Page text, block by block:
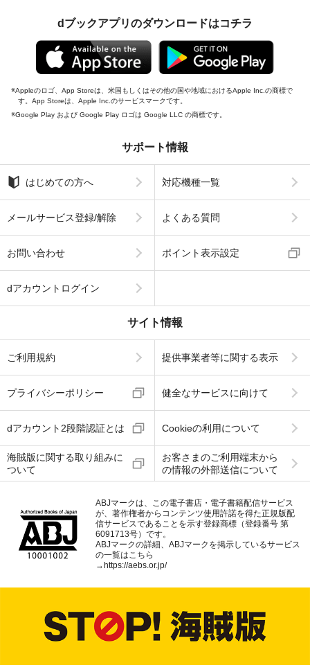
dブックアプリのダウンロードはコチラ
Appleのロゴ、App Storeは、米国もしくはその他の国や地域におけるApple Inc.の商標で
す。App Storeは、Apple Inc.のサービスマークです。
Google Play および Google Play ロゴは Google LLC の商標です。
サポート情報
はじめての方へ 対応機種一覧
メールサービス登録/解除 よくある質問
お問い合わせ ポイント表示設定
dアカウントログイン
サイト情報
ご利用規約 提供事業者等に関する表示
プライバシーポリシー 健全なサービスに向けて
dアカウント2段階認証とは Cookieの利用について
海賊版に関する取り組みに
ついて
お客さまのご利用端末から
の情報の外部送信について
ABJマークは、この電子書店・電子書籍配信サービス
が、著作権者からコンテンツ使用許諾を得た正規版配
信サービスであることを示す登録商標（登録番号 第
6091713号）です。
ABJマークの詳細、ABJマークを掲示しているサービス
の一覧はこちら
→https://aebs.or.jp/